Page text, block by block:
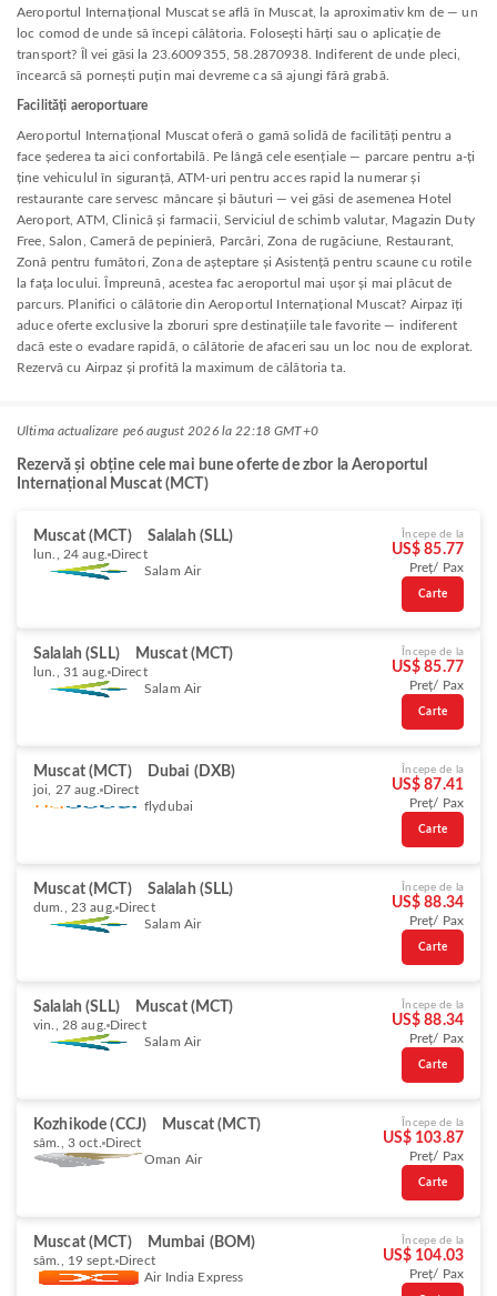
Aeroportul Internațional Muscat se află în Muscat, la aproximativ km de — un
loc comod de unde să începi călătoria. Folosești hărți sau o aplicație de
transport? Îl vei găsi la 23.6009355, 58.2870938. Indiferent de unde pleci,
încearcă să pornești puțin mai devreme ca să ajungi fără grabă.
Facilități aeroportuare
Aeroportul Internațional Muscat oferă o gamă solidă de facilități pentru a
face șederea ta aici confortabilă. Pe lângă cele esențiale — parcare pentru a-ți
ține vehiculul în siguranță, ATM-uri pentru acces rapid la numerar și
restaurante care servesc mâncare și băuturi — vei găsi de asemenea Hotel
Aeroport, ATM, Clinică și farmacii, Serviciul de schimb valutar, Magazin Duty
Free, Salon, Cameră de pepinieră, Parcări, Zona de rugăciune, Restaurant,
Zonă pentru fumători, Zona de așteptare și Asistență pentru scaune cu rotile
la fața locului. Împreună, acestea fac aeroportul mai ușor și mai plăcut de
parcurs. Planifici o călătorie din Aeroportul Internațional Muscat? Airpaz îți
aduce oferte exclusive la zboruri spre destinațiile tale favorite — indiferent
dacă este o evadare rapidă, o călătorie de afaceri sau un loc nou de explorat.
Rezervă cu Airpaz și profită la maximum de călătoria ta.
Ultima actualizare pe6 august 2026 la 22:18 GMT+0
Rezervă și obține cele mai bune oferte de zbor la Aeroportul
Internațional Muscat (MCT)
Muscat (MCT) Salalah (SLL)
lun., 24 aug. Direct
Salam Air
Începe de la
US$ 85.77
Preț/ Pax
Carte
Salalah (SLL) Muscat (MCT)
lun., 31 aug. Direct
Salam Air
Începe de la
US$ 85.77
Preț/ Pax
Carte
Muscat (MCT) Dubai (DXB)
joi, 27 aug. Direct
flydubai
Începe de la
US$ 87.41
Preț/ Pax
Carte
Muscat (MCT) Salalah (SLL)
dum., 23 aug. Direct
Salam Air
Începe de la
US$ 88.34
Preț/ Pax
Carte
Salalah (SLL) Muscat (MCT)
vin., 28 aug. Direct
Salam Air
Începe de la
US$ 88.34
Preț/ Pax
Carte
Kozhikode (CCJ) Muscat (MCT)
sâm., 3 oct. Direct
Oman Air
Începe de la
US$ 103.87
Preț/ Pax
Carte
Muscat (MCT) Mumbai (BOM)
sâm., 19 sept. Direct
Air India Express
Începe de la
US$ 104.03
Preț/ Pax